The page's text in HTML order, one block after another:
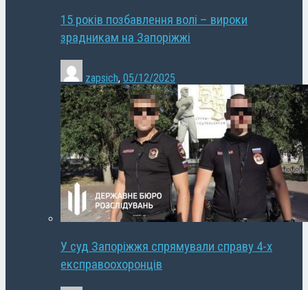
15 років позбавлення волі – вироки
зрадникам на Запоріжжі
zapsich, 05/12/2025
У суд Запоріжжя спрямували справу 4-х
експравоохоронців